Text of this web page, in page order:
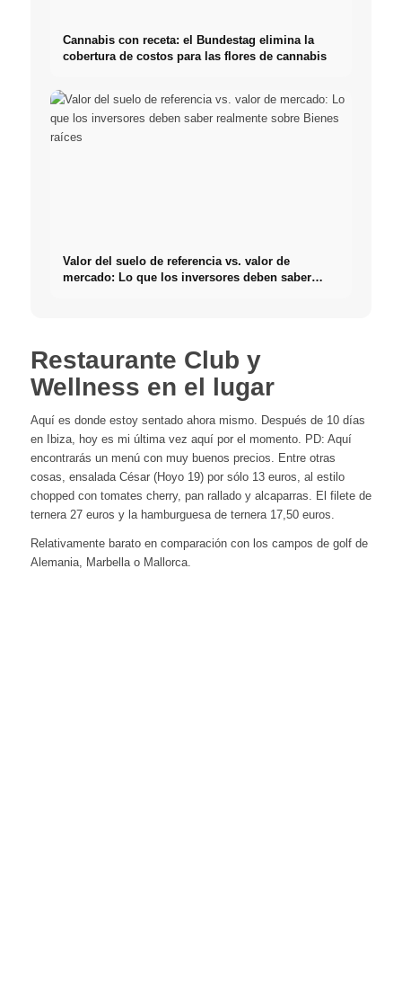
Cannabis con receta: el Bundestag elimina la
cobertura de costos para las flores de cannabis
Valor del suelo de referencia vs. valor de
mercado: Lo que los inversores deben saber
Restaurante Club y
Wellness en el lugar
Aquí es donde estoy sentado ahora mismo. Después de 10 días
en Ibiza, hoy es mi última vez aquí por el momento. PD: Aquí
encontrarás un menú con muy buenos precios. Entre otras
cosas, ensalada César (Hoyo 19) por sólo 13 euros, al estilo
chopped con tomates cherry, pan rallado y alcaparras. El filete de
ternera 27 euros y la hamburguesa de ternera 17,50 euros.
Relativamente barato en comparación con los campos de golf de
Alemania, Marbella o Mallorca.